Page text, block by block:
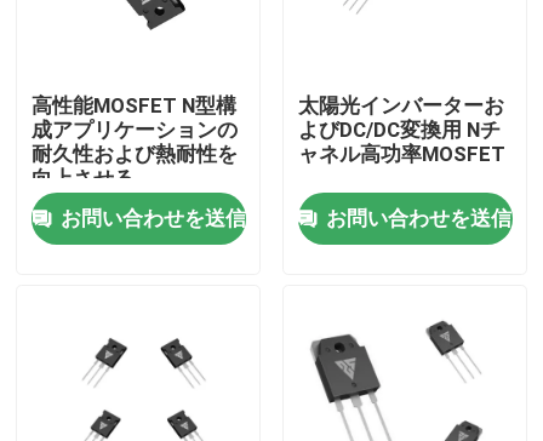
連絡 ください
ニュース
高い発電MOSFET
炭化ケイ素MOSFET
高性能MOSFET N型構
成アプリケーションの
耐久性および熱耐性を
向上させる
お問い合わせを送信
太陽光インバーターお
よびDC/DC変換用 Nチ
ャネル高功率MOSFET
お問い合わせを送信